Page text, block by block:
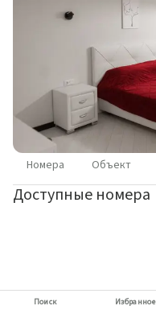
Номера Объект
Доступные номера
Поиск Избранное